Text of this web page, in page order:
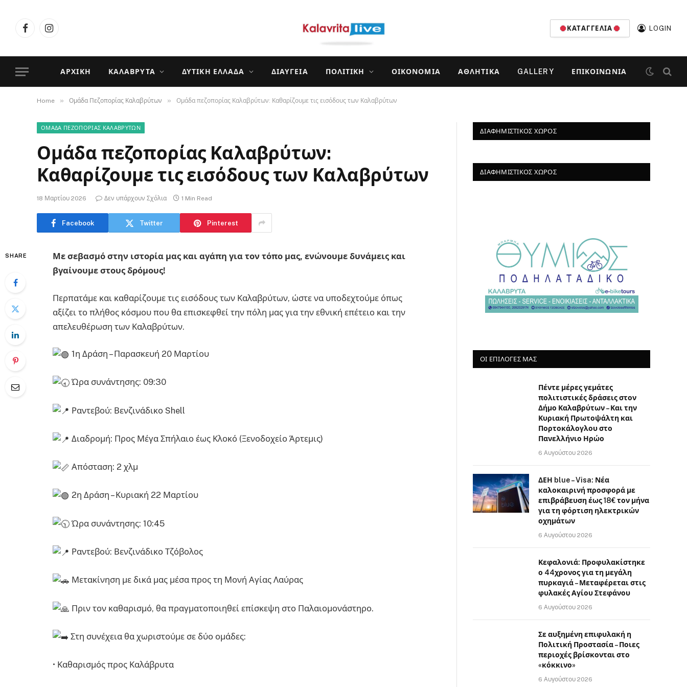
FacebookInstagram
ΚΑΤΑΓΓΕΛΊΑ LOGIN
ΑΡΧΙΚΉ ΚΑΛΆΒΡΥΤΑ ΔΥΤΙΚΉ ΕΛΛΆΔΑ ΔΙΑΎΓΕΙΑ ΠΟΛΙΤΙΚΉ ΟΙΚΟΝΟΜΊΑ ΑΘΛΗΤΙΚΆ GALLERY ΕΠΙΚΟΙΝΩΝΊΑ
Home » Ομάδα Πεζοπορίας Καλαβρύτων » Ομάδα πεζοπορίας Καλαβρύτων: Καθαρίζουμε τις εισόδους των Καλαβρύτων
ΟΜΆΔΑ ΠΕΖΟΠΟΡΊΑΣ ΚΑΛΑΒΡΎΤΩΝ
Ομάδα πεζοπορίας Καλαβρύτων:
Καθαρίζουμε τις εισόδους των Καλαβρύτων
18 Μαρτίου 2026 Δεν υπάρχουν Σχόλια 1 Min Read
Facebook Twitter Pinterest
SHARE
Με σεβασμό στην ιστορία μας και αγάπη για τον τόπο μας, ενώνουμε δυνάμεις και
βγαίνουμε στους δρόμους!
Περπατάμε και καθαρίζουμε τις εισόδους των Καλαβρύτων, ώστε να υποδεχτούμε όπως
αξίζει το πλήθος κόσμου που θα επισκεφθεί την πόλη μας για την εθνική επέτειο και την
απελευθέρωση των Καλαβρύτων.
1η Δράση – Παρασκευή 20 Μαρτίου
Ώρα συνάντησης: 09:30
Ραντεβού: Βενζινάδικο Shell
Διαδρομή: Προς Μέγα Σπήλαιο έως Κλοκό (Ξενοδοχείο Άρτεμις)
Απόσταση: 2 χλμ
2η Δράση – Κυριακή 22 Μαρτίου
Ώρα συνάντησης: 10:45
Ραντεβού: Βενζινάδικο Τζόβολος
Μετακίνηση με δικά μας μέσα προς τη Μονή Αγίας Λαύρας
Πριν τον καθαρισμό, θα πραγματοποιηθεί επίσκεψη στο Παλαιομονάστηρο.
Στη συνέχεια θα χωριστούμε σε δύο ομάδες:
• Καθαρισμός προς Καλάβρυτα
ΔΙΑΦΗΜΙΣΤΙΚΌΣ ΧΏΡΟΣ
ΔΙΑΦΗΜΙΣΤΙΚΌΣ ΧΏΡΟΣ
ΟΙ ΕΠΙΛΟΓΈΣ ΜΑΣ
Πέντε μέρες γεμάτες
πολιτιστικές δράσεις στον
Δήμο Καλαβρύτων – Και την
Κυριακή Πρωτοψάλτη και
Πορτοκάλογλου στο
Πανελλήνιο Ηρώο
6 Αυγούστου 2026
ΔΕΗ blue – Visa: Νέα
καλοκαιρινή προσφορά με
επιβράβευση έως 18€ τον μήνα
για τη φόρτιση ηλεκτρικών
οχημάτων
6 Αυγούστου 2026
Κεφαλονιά: Προφυλακίστηκε
ο 44χρονος για τη μεγάλη
πυρκαγιά – Μεταφέρεται στις
φυλακές Αγίου Στεφάνου
6 Αυγούστου 2026
Σε αυξημένη επιφυλακή η
Πολιτική Προστασία – Ποιες
περιοχές βρίσκονται στο
«κόκκινο»
6 Αυγούστου 2026